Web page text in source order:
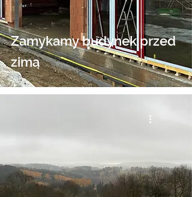
Zamykamy budynek przed
zimą